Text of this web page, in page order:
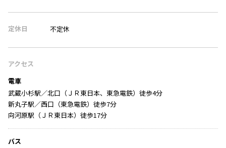
定休日 不定休
アクセス
電車
武蔵小杉駅／北口（ＪＲ東日本、東急電鉄）徒歩4分
新丸子駅／西口（東急電鉄）徒歩7分
向河原駅（ＪＲ東日本）徒歩17分
バス